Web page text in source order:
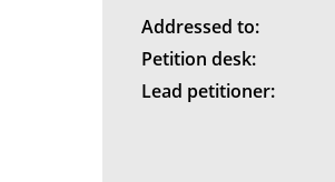
Addressed to:
Petition desk:
Lead petitioner: